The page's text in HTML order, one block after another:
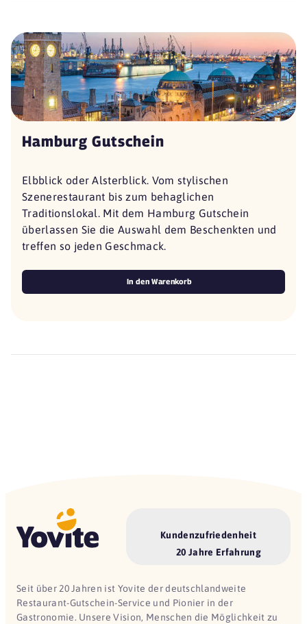
Hamburg Gutschein
Elbblick oder Alsterblick. Vom stylischen
Szenerestaurant bis zum behaglichen
Traditionslokal. Mit dem Hamburg Gutschein
überlassen Sie die Auswahl dem Beschenkten und
treffen so jeden Geschmack.
In den Warenkorb
Kundenzufriedenheit
20 Jahre Erfahrung
Seit über 20 Jahren ist Yovite der deutschlandweite
Restaurant-Gutschein-Service und Pionier in der
Gastronomie. Unsere Vision, Menschen die Möglichkeit zu